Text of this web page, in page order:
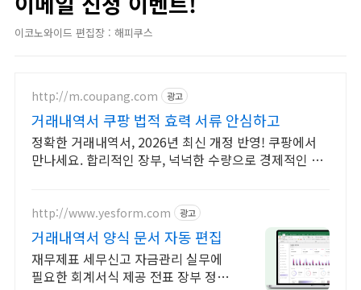
이코노와이드 편집장 : 해피쿠스
http://m.coupang.com 광고
거래내역서 쿠팡 법적 효력 서류 안심하고
정확한 거래내역서, 2026년 최신 개정 반영! 쿠팡에서
만나세요. 합리적인 장부, 넉넉한 수량으로 경제적인 구
http://www.yesform.com 광고
거래내역서 양식 문서 자동 편집
재무제표 세무신고 자금관리 실무에
필요한 회계서식 제공 전표 장부 정산